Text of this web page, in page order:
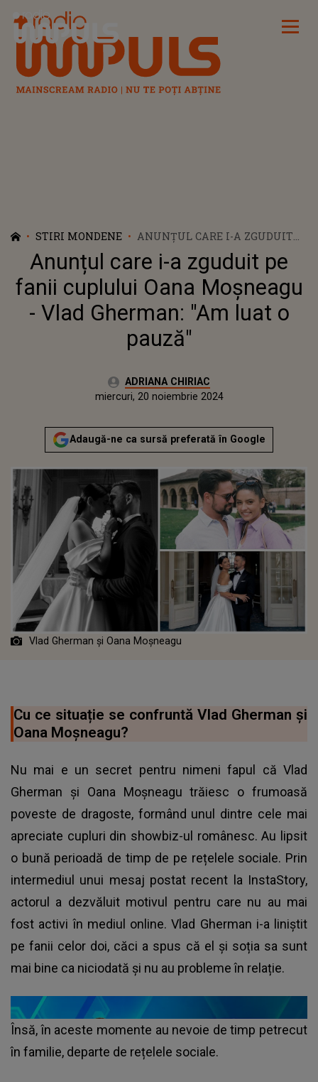
Radio Impuls
STIRI MONDENE
ANUNȚUL CARE I-A ZGUDUIT
PE FANII CUPLULUI OANA
MOȘNEAGU - VLAD GHERMAN:
"AM LUAT O PAUZĂ"
Anunțul care i-a zguduit pe
fanii cuplului Oana Moșneagu
- Vlad Gherman: "Am luat o
pauză"
Autor:ADRIANA CHIRIAC
miercuri, 20 noiembrie 2024
Actualizat:
miercuri, 20 noiembrie 2024
Adaugă-ne ca sursă preferată în Google
Vlad Gherman și Oana Moșneagu
Cu ce situație se confruntă Vlad Gherman și
Oana Moșneagu?
Nu mai e un secret pentru nimeni fapul că Vlad
Gherman și Oana Moșneagu trăiesc o frumoasă
poveste de dragoste, formând unul dintre cele mai
apreciate cupluri din showbiz-ul românesc. Au lipsit
o bună perioadă de timp de pe rețelele sociale. Prin
intermediul unui mesaj postat recent la InstaStory,
actorul a dezvăluit motivul pentru care nu au mai
fost activi în mediul online. Vlad Gherman i-a liniștit
pe fanii celor doi, căci a spus că el și soția sa sunt
mai bine ca niciodată și nu au probleme în relație.
Însă, în aceste momente au nevoie de timp petrecut
în familie, departe de rețelele sociale.